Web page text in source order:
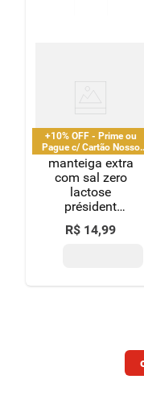
+10% OFF - Prime ou
Pague c/ Cartão Nosso
Pay
manteiga extra
com sal zero
lactose
président
gastronomique
200g
R$ 14,99